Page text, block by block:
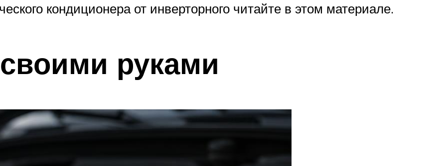
кондиционера от инверторного читайте в этом материале.
руками